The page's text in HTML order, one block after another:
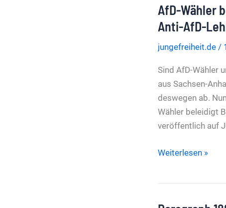
Potsdamer
Treffen:
fanden
nicht
einmal
einen
Anfangsverdacht
AfD-Wähler
Anti-AfD-
jungefreiheit.de /
Sind AfD-Wähler
aus Sachsen-
deswegen ab.
Wähler beleidigt
veröffentlich auf
AfD-
Weiterlesen »